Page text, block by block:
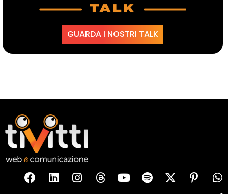
GUARDA I NOSTRI TALK